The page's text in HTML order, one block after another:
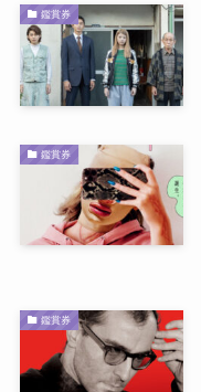
鑑賞券
鑑賞券
鑑賞券